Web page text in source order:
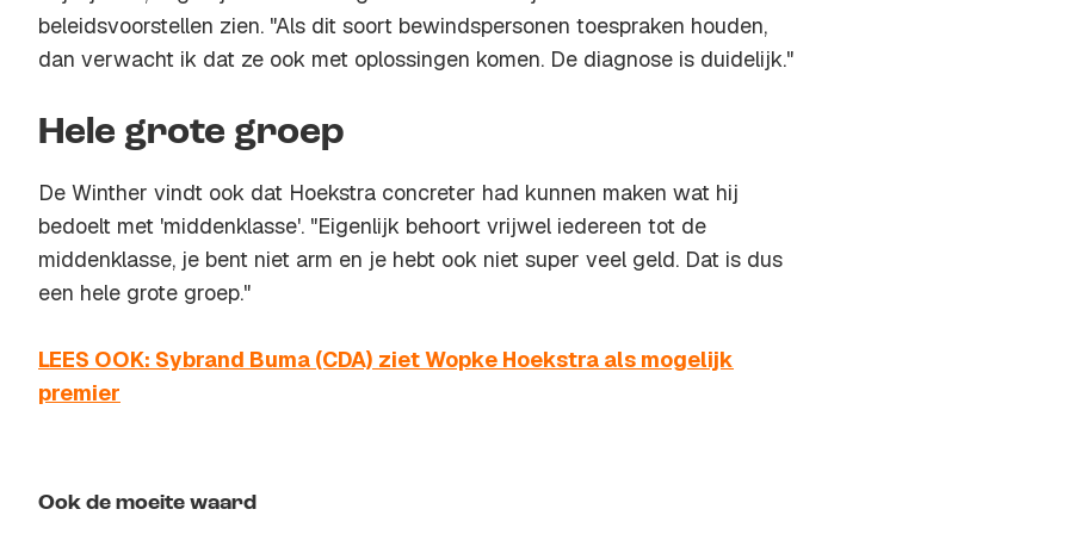
beleidsvoorstellen zien. "Als dit soort bewindspersonen toespraken houden,
dan verwacht ik dat ze ook met oplossingen komen. De diagnose is duidelijk."
Hele grote groep
De Winther vindt ook dat Hoekstra concreter had kunnen maken wat hij
bedoelt met 'middenklasse'. "Eigenlijk behoort vrijwel iedereen tot de
middenklasse, je bent niet arm en je hebt ook niet super veel geld. Dat is dus
een hele grote groep."
LEES OOK: Sybrand Buma (CDA) ziet Wopke Hoekstra als mogelijk
premier
Ook de moeite waard